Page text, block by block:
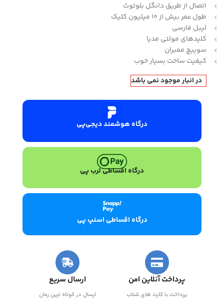
اتصال از طریق دانگل بلوتوث
طول عمر بیش از 10 میلیون کلیک
لیبل فارسی
کلیدهای مولتی مدیا
سوییچ ممبران
کیفیت ساخت بسیار خوب
در انبار موجود نمی باشد
درگاه هوشمند دیجی‌پی
درگاه اقساطی ترب پی
درگاه اقساطی اسنپ پی
پرداخت آنلاین امن
پرداخت با کارت های شتاب
ارسال سریع
ارسال در کوتاه ترین زمان